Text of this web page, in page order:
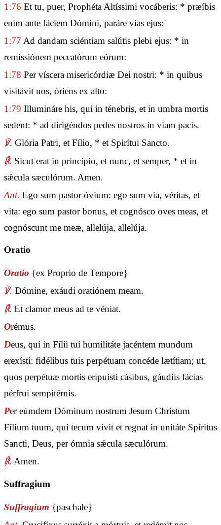
1:76 Et tu, puer, Prophéta Altíssimi vocáberis: * præíbis
enim ante fáciem Dómini, paráre vias ejus:
1:77 Ad dandam sciéntiam salútis plebi ejus: * in
remissiónem peccatórum eórum:
1:78 Per víscera misericórdiæ Dei nostri: * in quibus
visitávit nos, óriens ex alto:
1:79 Illumináre his, qui in ténebris, et in umbra mortis
sedent: * ad dirigéndos pedes nostros in viam pacis.
℣. Glória Patri, et Fílio, * et Spirítui Sancto.
℟. Sicut erat in princípio, et nunc, et semper, * et in
sǽcula sæculórum. Amen.
Ant. Ego sum pastor óvium: ego sum via, véritas, et
vita: ego sum pastor bonus, et cognósco oves meas, et
cognóscunt me meæ, allelúja, allelúja.
Oratio
Oratio {ex Proprio de Tempore}
℣. Dómine, exáudi oratiónem meam.
℟. Et clamor meus ad te véniat.
Orémus.
Deus, qui in Fílii tui humilitáte jacéntem mundum
erexísti: fidélibus tuis perpétuam concéde lætítiam; ut,
quos perpétuæ mortis eripuísti cásibus, gáudiis fácias
pérfrui sempitérnis.
Per eúmdem Dóminum nostrum Jesum Christum
Fílium tuum, qui tecum vivit et regnat in unitáte Spíritus
Sancti, Deus, per ómnia sǽcula sæculórum.
℟. Amen.
Suffragium
Suffragium {paschale}